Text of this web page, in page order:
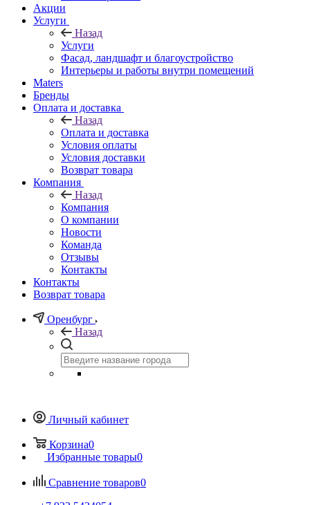
Акции
Услуги
Назад
Услуги
Фасад, ландшафт и благоустройство
Интерьеры и работы внутри помещений
Maters
Бренды
Оплата и доставка
Назад
Оплата и доставка
Условия оплаты
Условия доставки
Возврат товара
Компания
Назад
Компания
О компании
Новости
Команда
Отзывы
Контакты
Контакты
Возврат товара
Оренбург
Назад
Личный кабинет
Корзина0
Избранные товары0
Сравнение товаров0